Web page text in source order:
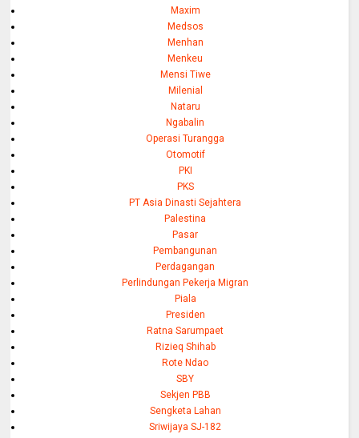
Maxim
Medsos
Menhan
Menkeu
Mensi Tiwe
Milenial
Nataru
Ngabalin
Operasi Turangga
Otomotif
PKI
PKS
PT Asia Dinasti Sejahtera
Palestina
Pasar
Pembangunan
Perdagangan
Perlindungan Pekerja Migran
Piala
Presiden
Ratna Sarumpaet
Rizieq Shihab
Rote Ndao
SBY
Sekjen PBB
Sengketa Lahan
Sriwijaya SJ-182